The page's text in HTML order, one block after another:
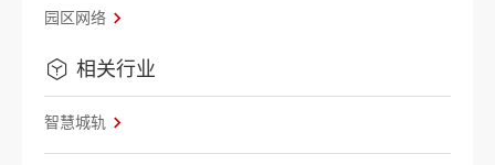
园区网络
相关行业
智慧城轨